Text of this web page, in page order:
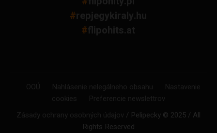
#repjegykiraly.hu
#flipohits.at
OOÚ Nahlásenie nelegálneho obsahu
Nastavenie
cookies
Preferencie newslettrov
Zásady ochrany osobných údajov / Pelipecky © 2025 / All
Rights Reserved